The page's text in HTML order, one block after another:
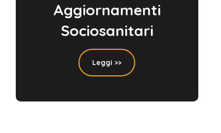
Aggiornamenti
Sociosanitari
Leggi >>